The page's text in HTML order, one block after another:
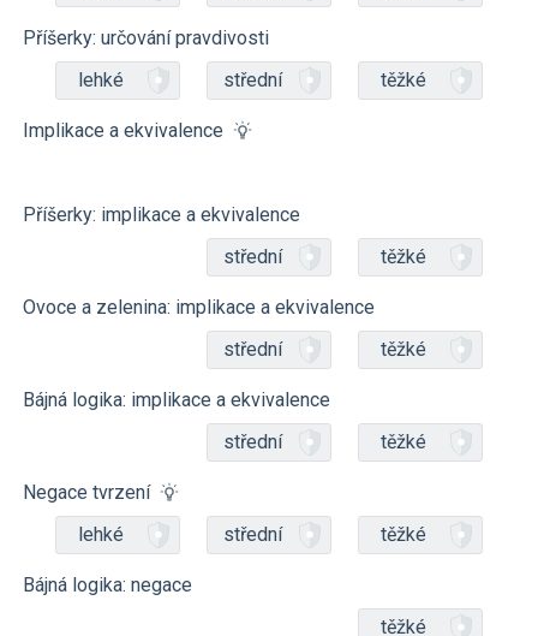
Příšerky: určování pravdivosti
lehké
střední těžké
Implikace a ekvivalence
Příšerky: implikace a ekvivalence
střední
těžké
Ovoce a zelenina: implikace a ekvivalence
střední
těžké
Bájná logika: implikace a ekvivalence
střední
těžké
Negace tvrzení
lehké
střední těžké
Bájná logika: negace
těžké